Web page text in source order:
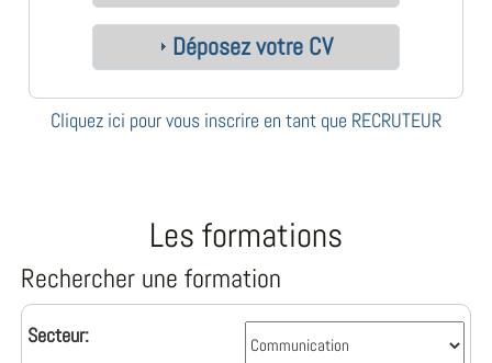
Déposez votre CV
Cliquez ici pour vous inscrire en tant que RECRUTEUR
Les formations
Rechercher une formation
Secteur: